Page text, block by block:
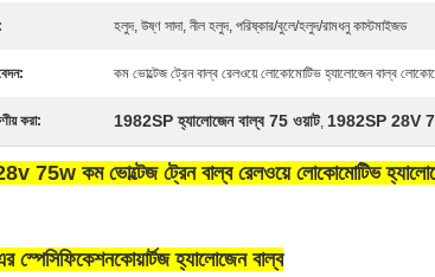
হলুদ, উষ্ণ সাদা, নীল হলুদ, পরিষ্কার/বুলে/হলুদ/রামধনু কাস্টমাইজড
কম ভোল্টেজ ট্রেন বাল্ব রেলওয়ে লোকোমোটিভ হ্যালোজেন বাল্ব
করা: 1982SP হ্যালোজেন বাল্ব 75 ওয়াট, 1982SP 28V 75
75w কম ভোল্টেজ ট্রেন বাল্ব রেলওয়ে লোকোমোটিভ
স্পেসিফিকেশনকোয়ার্টজ হ্যালোজেন বাল্ব